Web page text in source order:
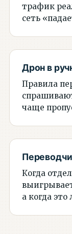
трафик
сеть
Дрон в
Правила
чаще
Когда
а когда